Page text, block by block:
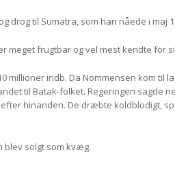
drog til Sumatra, som han nåede i maj
meget frugtbar og vel mest kendte for
millioner indb. Da Nommensen kom til
til Batak-folket. Regeringen sagde
hinanden. De dræbte koldblodigt,
blev solgt som kvæg.